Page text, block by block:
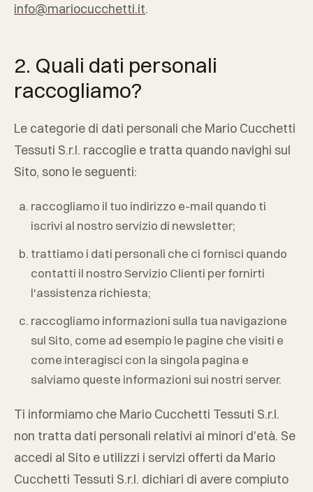
info@mariocucchetti.it.
2. Quali dati personali
raccogliamo?
Le categorie di dati personali che Mario Cucchetti
Tessuti S.r.l. raccoglie e tratta quando navighi sul
Sito, sono le seguenti:
raccogliamo il tuo indirizzo e-mail quando ti
iscrivi al nostro servizio di newsletter;
trattiamo i dati personali che ci fornisci quando
contatti il nostro Servizio Clienti per fornirti
l'assistenza richiesta;
raccogliamo informazioni sulla tua navigazione
sul Sito, come ad esempio le pagine che visiti e
come interagisci con la singola pagina e
salviamo queste informazioni sui nostri server.
Ti informiamo che Mario Cucchetti Tessuti S.r.l.
non tratta dati personali relativi ai minori d'età. Se
accedi al Sito e utilizzi i servizi offerti da Mario
Cucchetti Tessuti S.r.l. dichiari di avere compiuto